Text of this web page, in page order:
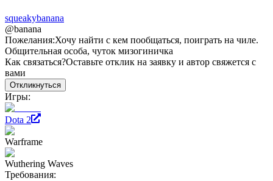
squeakybanana
@banana
Пожелания:Хочу найти с кем пообщаться, поиграть на чиле.
Общительная особа, чуток мизогиничка
Как связаться?Оставьте отклик на заявку и автор свяжется с
вами
Откликнуться
Игры:
Dota 2
Warframe
Wuthering Waves
Требования: